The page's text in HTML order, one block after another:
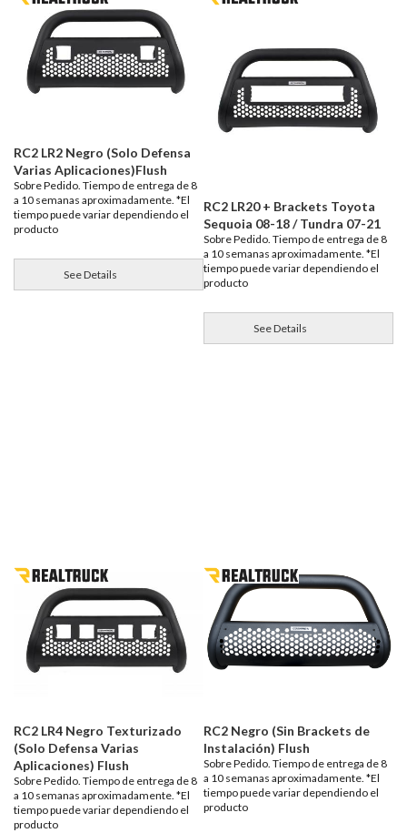
RC2 LR2 Negro (Solo Defensa
Varias Aplicaciones)Flush
Sobre Pedido. Tiempo de entrega de 8
a 10 semanas aproximadamente. *El
tiempo puede variar dependiendo el
producto
See Details
RC2 LR20 + Brackets Toyota
Sequoia 08-18 / Tundra 07-21
Sobre Pedido. Tiempo de entrega de 8
a 10 semanas aproximadamente. *El
tiempo puede variar dependiendo el
producto
See Details
RC2 LR4 Negro Texturizado
(Solo Defensa Varias
Aplicaciones) Flush
Sobre Pedido. Tiempo de entrega de 8
a 10 semanas aproximadamente. *El
tiempo puede variar dependiendo el
producto
RC2 Negro (Sin Brackets de
Instalación) Flush
Sobre Pedido. Tiempo de entrega de 8
a 10 semanas aproximadamente. *El
tiempo puede variar dependiendo el
producto